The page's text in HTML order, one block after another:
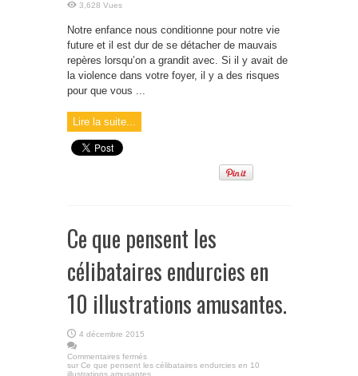
3,628 Vues
Notre enfance nous conditionne pour notre vie
future et il est dur de se détacher de mauvais
repères lorsqu’on a grandit avec. Si il y avait de
la violence dans votre foyer, il y a des risques
pour que vous ...
Lire la suite...
Ce que pensent les
célibataires endurcies en
10 illustrations amusantes.
4 décembre 2015
Commentaires fermés
sur Ce que pensent les célibataires endurcies en 10
illustrations amusantes.